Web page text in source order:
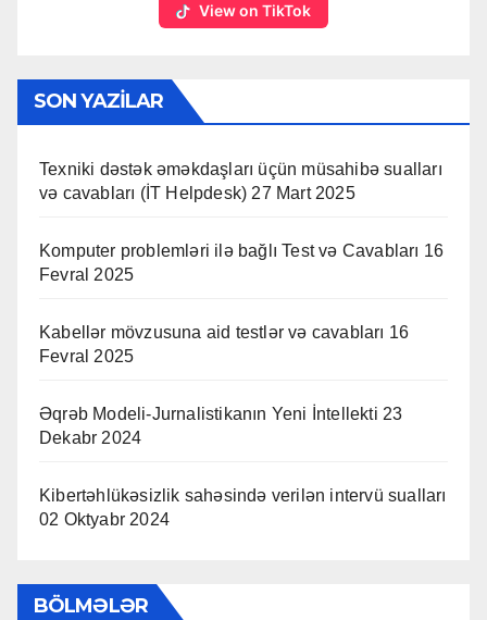
View on TikTok
SON YAZILAR
Texniki dəstək əməkdaşları üçün müsahibə sualları
və cavabları (İT Helpdesk) 27 Mart 2025
Komputer problemləri ilə bağlı Test və Cavabları 16
Fevral 2025
Kabellər mövzusuna aid testlər və cavabları 16
Fevral 2025
Əqrəb Modeli-Jurnalistikanın Yeni İntellekti 23
Dekabr 2024
Kibertəhlükəsizlik sahəsində verilən intervü sualları
02 Oktyabr 2024
BÖLMƏLƏR